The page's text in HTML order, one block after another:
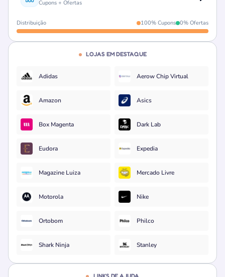
Cupons + Ofertas
Distribuição 100% Cupons 0% Ofertas
LOJAS EM DESTAQUE
Adidas Aerow Chip Virtual
Amazon Asics
Box Magenta Dark Lab
Eudora Expedia
Magazine Luiza Mercado Livre
Motorola Nike
Ortobom Philco
Shark Ninja Stanley